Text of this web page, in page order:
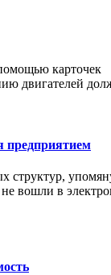
карточек
двигателей
предприятием
структур,
вошли в